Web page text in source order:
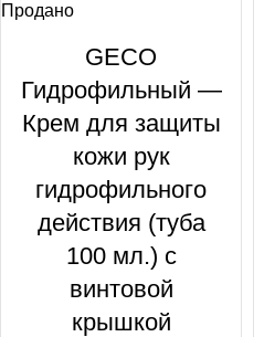
Продано
GECO
Гидрофильный —
Крем для защиты
кожи рук
гидрофильного
действия (туба
100 мл.) с
винтовой
крышкой